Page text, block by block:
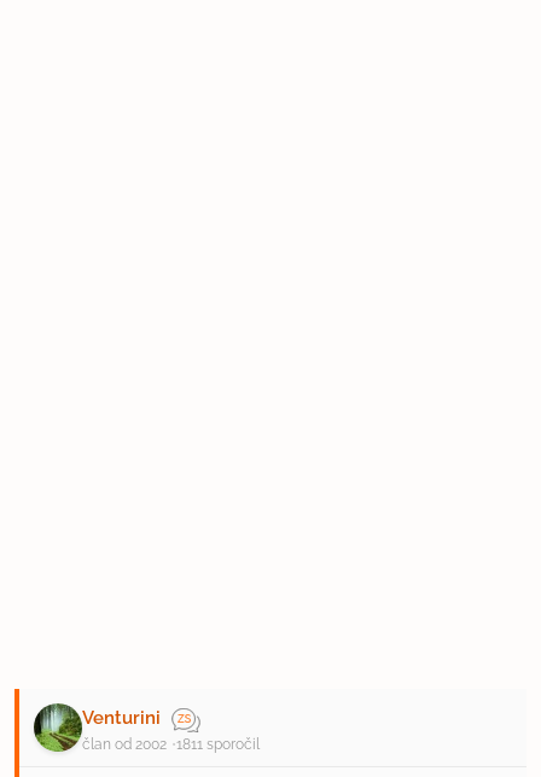
Venturini
član od 2002 1811 sporočil